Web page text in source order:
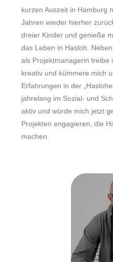
kurzen Auszeit in Hamburg
Jahren wieder hierher
dreier Kinder und genieße
das Leben in Hasloh.
als Projektmanagerin treibe
kreativ und kümmere mich
Erfahrungen in der
jahrelang im Sozial- und
aktiv und würde mich jetzt
Projekten engagieren, die
machen.